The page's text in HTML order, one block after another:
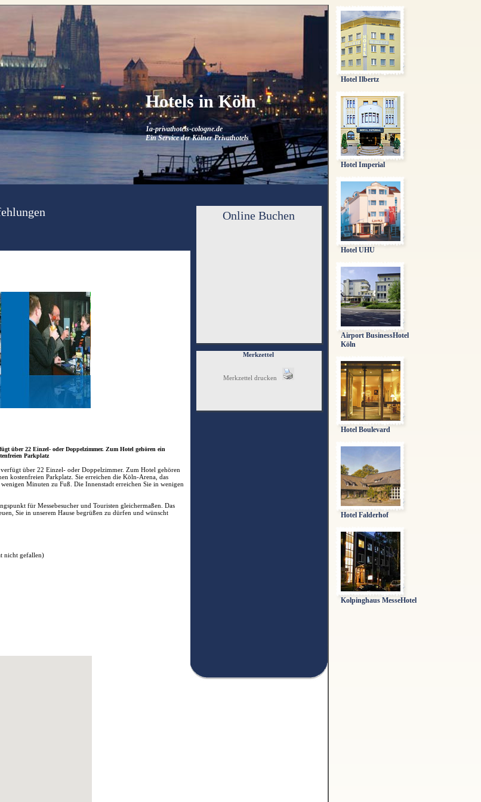
Hotels in Köln
1a-privathotels-cologne.de
Ein Service der Kölner Privathotels
Online Buchen
Merkzettel
Merkzettel drucken
über 22 Einzel- oder Doppelzimmer. Zum Hotel gehören ein
Parkplatz
über 22 Einzel- oder Doppelzimmer. Zum Hotel gehören
kostenfreien Parkplatz. Sie erreichen die Köln-Arena, das
Minuten zu Fuß. Die Innenstadt erreichen Sie in wenigen
für Messebesucher und Touristen gleichermaßen. Das
Sie in unserem Hause begrüßen zu dürfen und wünscht
nicht gefallen)
Hotel Ilbertz
Hotel Imperial
Hotel UHU
Airport BusinessHotel
Köln
Hotel Boulevard
Hotel Falderhof
Kolpinghaus MesseHotel